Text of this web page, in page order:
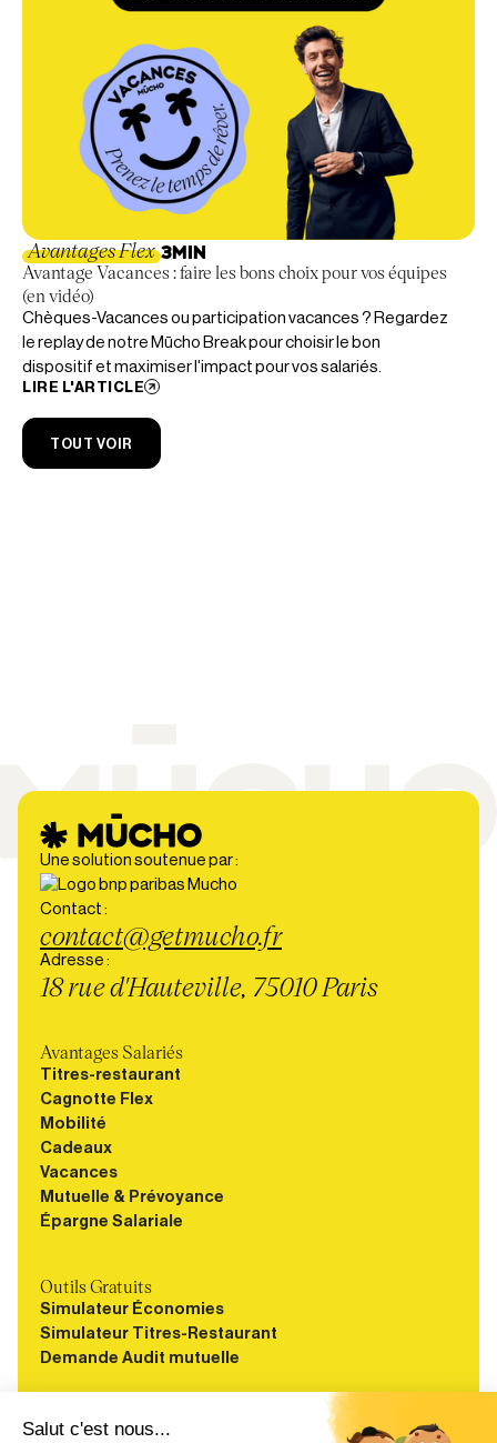
Avantages Flex 3MIN
Avantage Vacances : faire les bons choix pour vos équipes
(en vidéo)
Chèques-Vacances ou participation vacances ? Regardez
le replay de notre Mūcho Break pour choisir le bon
dispositif et maximiser l'impact pour vos salariés.
LIRE L'ARTICLE
TOUT VOIR
Une solution soutenue par :
Contact :
contact@getmucho.fr
Adresse :
18 rue d'Hauteville, 75010 Paris
Avantages Salariés
Titres-restaurant
Cagnotte Flex
Mobilité
Cadeaux
Vacances
Mutuelle & Prévoyance
Épargne Salariale
Outils Gratuits
Simulateur Économies
Simulateur Titres-Restaurant
Demande Audit mutuelle
Ressources